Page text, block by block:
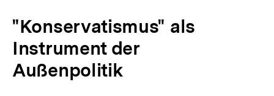
"Konservatismus" als
Instrument der
Außenpolitik